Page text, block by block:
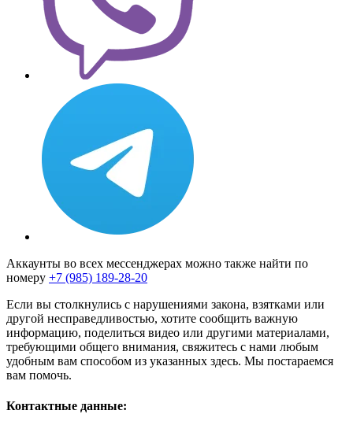
Аккаунты во всех мессенджерах можно также найти по
номеру +7 (985) 189-28-20
Если вы столкнулись с нарушениями закона, взятками или
другой несправедливостью, хотите сообщить важную
информацию, поделиться видео или другими материалами,
требующими общего внимания, свяжитесь с нами любым
удобным вам способом из указанных здесь. Мы постараемся
вам помочь.
Контактные данные: